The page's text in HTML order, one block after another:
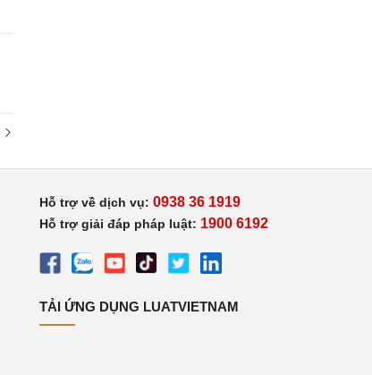
Hỗ trợ về dịch vụ: 0938 36 1919
Hỗ trợ giải đáp pháp luật: 1900 6192
TẢI ỨNG DỤNG LUATVIETNAM